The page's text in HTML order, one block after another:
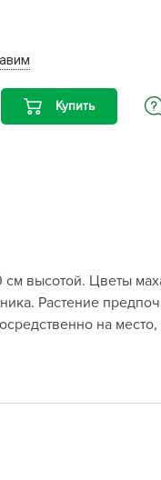
Bona Forte
Dacha Group
Grass
Green Boom
Grinda
Купить
высотой. Цветы
Растение
на место,